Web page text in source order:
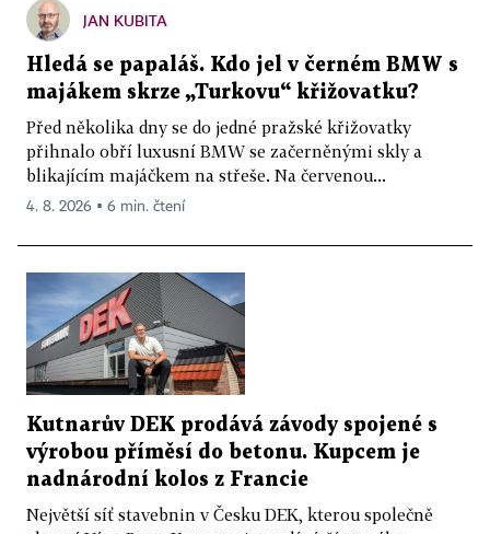
JAN KUBITA
Hledá se papaláš. Kdo jel v černém BMW s
majákem skrze „Turkovu“ křižovatku?
Před několika dny se do jedné pražské křižovatky
přihnalo obří luxusní BMW se začerněnými skly a
blikajícím majáčkem na střeše. Na červenou...
4. 8. 2026 ▪ 6 min. čtení
Kutnarův DEK prodává závody spojené s
výrobou příměsí do betonu. Kupcem je
nadnárodní kolos z Francie
Největší síť stavebnin v Česku DEK, kterou společně